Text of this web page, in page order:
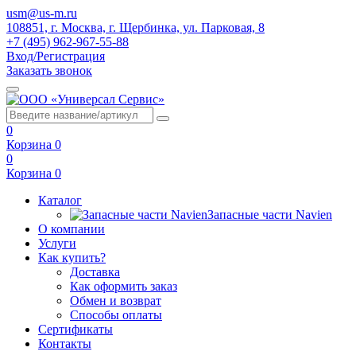
usm@us-m.ru
108851, г. Москва, г. Щербинка, ул. Парковая, 8
+7 (495) 962-967-55-88
Вход/Регистрация
Заказать звонок
0
Корзина 0
0
Корзина 0
Каталог
Запасные части Navien
О компании
Услуги
Как купить?
Доставка
Как оформить заказ
Обмен и возврат
Способы оплаты
Сертификаты
Контакты